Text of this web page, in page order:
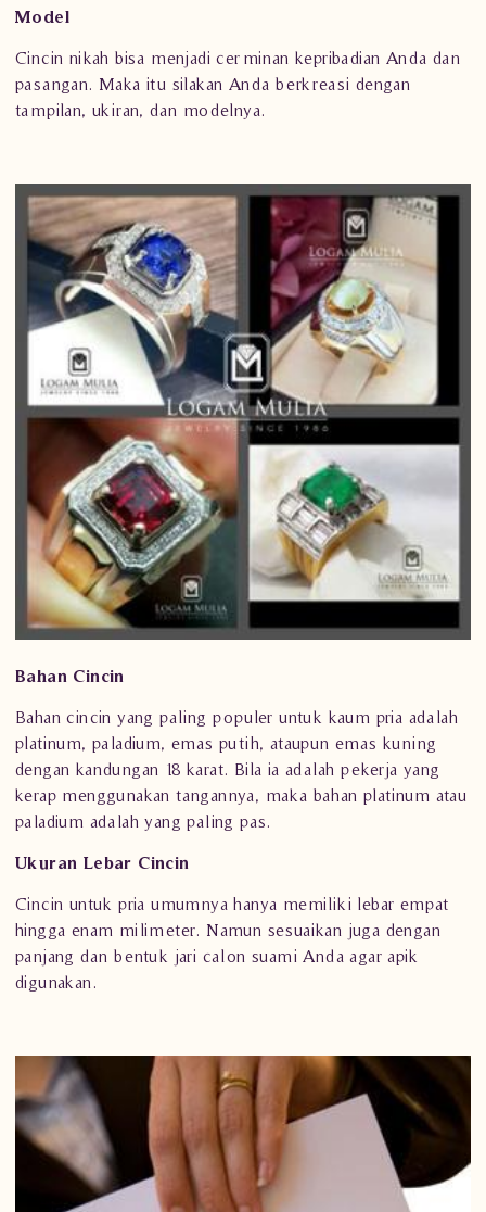
Model
Cincin nikah bisa menjadi cerminan kepribadian Anda dan
pasangan. Maka itu silakan Anda berkreasi dengan
tampilan, ukiran, dan modelnya.
Bahan Cincin
Bahan cincin yang paling populer untuk kaum pria adalah
platinum, paladium, emas putih, ataupun emas kuning
dengan kandungan 18 karat. Bila ia adalah pekerja yang
kerap menggunakan tangannya, maka bahan platinum atau
paladium adalah yang paling pas.
Ukuran Lebar Cincin
Cincin untuk pria umumnya hanya memiliki lebar empat
hingga enam milimeter. Namun sesuaikan juga dengan
panjang dan bentuk jari calon suami Anda agar apik
digunakan.